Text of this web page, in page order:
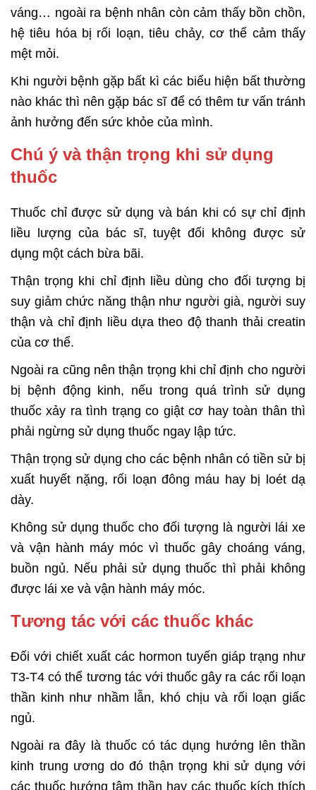
váng… ngoài ra bệnh nhân còn cảm thấy bồn chồn,
hệ tiêu hóa bị rối loạn, tiêu chảy, cơ thể cảm thấy
mệt mỏi.
Khi người bệnh gặp bất kì các biểu hiện bất thường
nào khác thì nên gặp bác sĩ để có thêm tư vấn tránh
ảnh hưởng đến sức khỏe của mình.
Chú ý và thận trọng khi sử dụng
thuốc
Thuốc chỉ được sử dụng và bán khi có sự chỉ định
liều lượng của bác sĩ, tuyệt đối không được sử
dụng một cách bừa bãi.
Thận trọng khi chỉ định liều dùng cho đối tượng bị
suy giảm chức năng thận như người già, người suy
thận và chỉ định liều dựa theo độ thanh thải creatin
của cơ thể.
Ngoài ra cũng nên thận trọng khi chỉ định cho người
bị bệnh động kinh, nếu trong quá trình sử dụng
thuốc xảy ra tình trạng co giật cơ hay toàn thân thì
phải ngừng sử dụng thuốc ngay lập tức.
Thận trọng sử dụng cho các bệnh nhân có tiền sử bị
xuất huyết nặng, rối loạn đông máu hay bị loét dạ
dày.
Không sử dụng thuốc cho đối tượng là người lái xe
và vận hành máy móc vì thuốc gây choáng váng,
buồn ngủ. Nếu phải sử dụng thuốc thì phải không
được lái xe và vận hành máy móc.
Tương tác với các thuốc khác
Đối với chiết xuất các hormon tuyến giáp trạng như
T3-T4 có thể tương tác với thuốc gây ra các rối loạn
thần kinh như nhầm lẫn, khó chịu và rối loạn giấc
ngủ.
Ngoài ra đây là thuốc có tác dụng hướng lên thần
kinh trung ương do đó thận trọng khi sử dụng với
các thuốc hướng tâm thần hay các thuốc kích thích